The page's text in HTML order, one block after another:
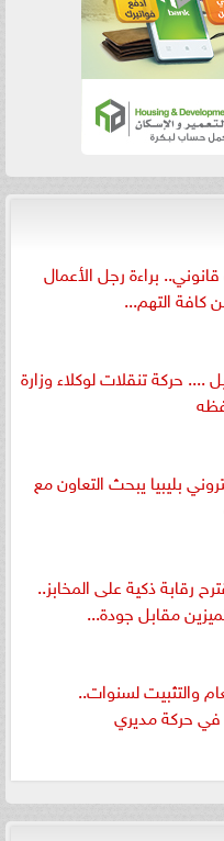
براءة رجل الأعمال
كافة التهم...
حركة تنقلات لوكلاء وزارة
بليبيا يبحث التعاون مع
رقابة ذكية على المخابز..
مقابل جودة...
والتثبيت لسنوات..
في حركة مديري